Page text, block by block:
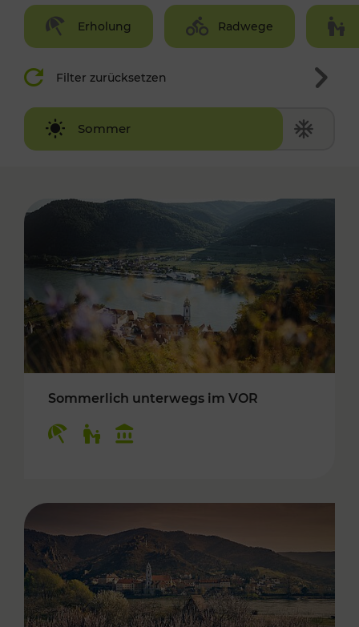
Erholung Radwege
Filter zurücksetzen
Sommer
Winter
Sommerlich unterwegs im VOR